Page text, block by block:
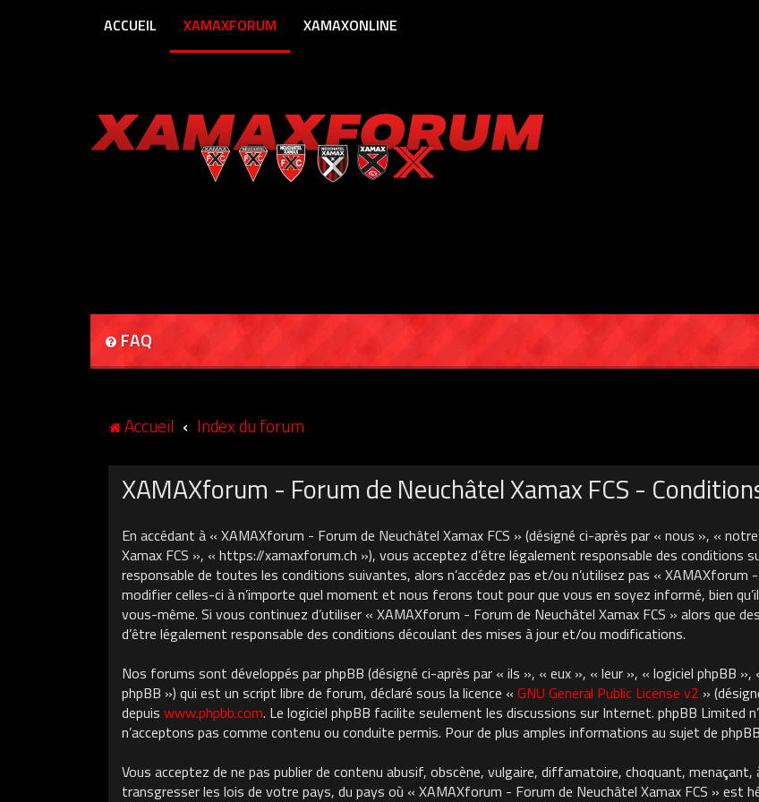
ACCUEIL XAMAXFORUM XAMAXONLINE
FAQ
Accueil Index du forum
XAMAXforum - Forum de Neuchâtel Xamax FCS -
En accédant à « XAMAXforum - Forum de Neuchâtel Xamax FCS » (désigné ci-après par « nous », «
Xamax FCS », « https://xamaxforum.ch »), vous acceptez d’être légalement responsable des conditions
responsable de toutes les conditions suivantes, alors n’accédez pas et/ou n’utilisez pas « XAMAXforum
modifier celles-ci à n’importe quel moment et nous ferons tout pour que vous en soyez informé, bien
vous-même. Si vous continuez d’utiliser « XAMAXforum - Forum de Neuchâtel Xamax FCS » alors que
d’être légalement responsable des conditions découlant des mises à jour et/ou modifications.
Nos forums sont développés par phpBB (désigné ci-après par « ils », « eux », « leur », « logiciel phpBB
phpBB ») qui est un script libre de forum, déclaré sous la licence « GNU General Public License v2 »
depuis www.phpbb.com. Le logiciel phpBB facilite seulement les discussions sur Internet. phpBB Limited
n’acceptons pas comme contenu ou conduite permis. Pour de plus amples informations au sujet de
Vous acceptez de ne pas publier de contenu abusif, obscène, vulgaire, diffamatoire, choquant,
transgresser les lois de votre pays, du pays où « XAMAXforum - Forum de Neuchâtel Xamax FCS » est